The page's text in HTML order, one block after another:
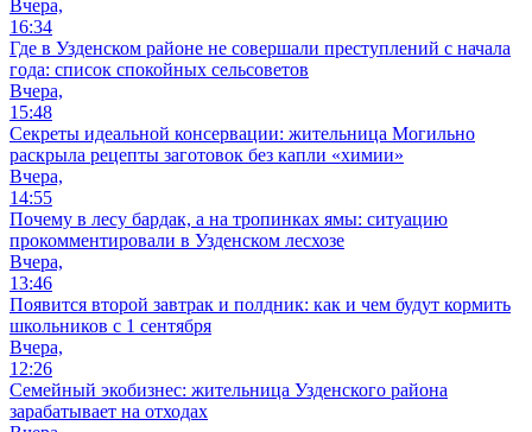
Вчера,
16:34
Где в Узденском районе не совершали преступлений с начала
года: список спокойных сельсоветов
Вчера,
15:48
Секреты идеальной консервации: жительница Могильно
раскрыла рецепты заготовок без капли «химии»
Вчера,
14:55
Почему в лесу бардак, а на тропинках ямы: ситуацию
прокомментировали в Узденском лесхозе
Вчера,
13:46
Появится второй завтрак и полдник: как и чем будут кормить
школьников с 1 сентября
Вчера,
12:26
Семейный экобизнес: жительница Узденского района
зарабатывает на отходах